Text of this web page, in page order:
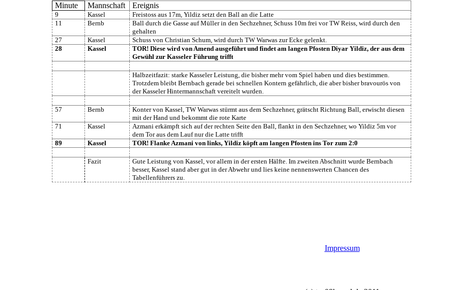
Minute Mannschaft Ereignis
9 Kassel
Freistoss aus 17m, Yildiz setzt den Ball an die Latte
11
Bernb
Ball durch die Gasse auf Müller in den Sechzehner, Schuss 10m frei vor TW Reiss, wird durch den
gehalten
27
Kassel
Schuss von Christian Schum, wird durch TW Warwas zur Ecke gelenkt.
28
Kassel
TOR! Diese wird von Amend ausgeführt und findet am langen Pfosten Diyar Yildiz, der aus dem
Gewühl zur Kasseler Führung trifft
Halbzeitfazit: starke Kasseler Leistung, die bisher mehr vom Spiel haben und dies bestimmen.
Trotzdem bleibt Bernbach gerade bei schnellen Kontern gefährlich, die aber bisher bravourös von
der Kasseler Hintermannschaft vereitelt wurden.
57 Bernb
Konter von Kassel, TW Warwas stürmt aus dem Sechzehner, grätscht Richtung Ball, erwischt diesen
mit der Hand und bekommt die rote Karte
71
Kassel
Azmani erkämpft sich auf der rechten Seite den Ball, flankt in den Sechzehner, wo Yildiz 5m vor
dem Tor aus dem Lauf nur die Latte trifft
89
Kassel TOR! Flanke Azmani von links, Yildiz köpft am langen Pfosten ins Tor zum 2:0
Fazit
Gute Leistung von Kassel, vor allem in der ersten Hälfte. Im zweiten Abschnitt wurde Bernbach
besser, Kassel stand aber gut in der Abwehr und lies keine nennenswerten Chancen des
Tabellenführers zu.
Impressum